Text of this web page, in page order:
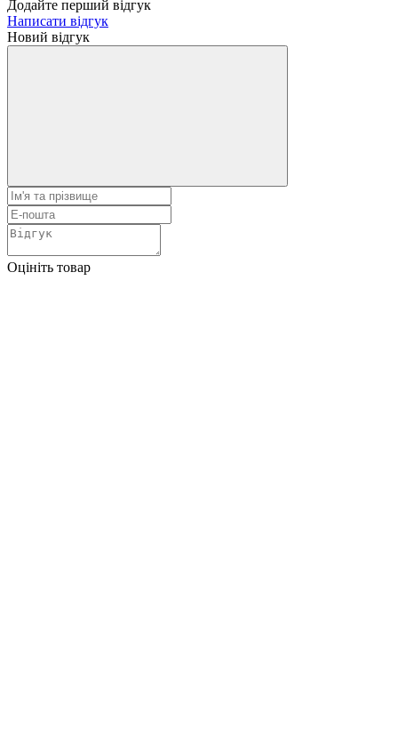
Додайте перший відгук
Написати відгук
Новий відгук
Оцініть товар